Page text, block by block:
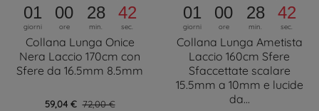
01
giorni
00
ore
28
min.
41
sec.
Collana Lunga Onice
Nera Laccio 170cm con
Sfere da 16.5mm 8.5mm
59,04 € 72,00 €
01
giorni
00
ore
28
min.
41
sec.
Collana Lunga Ametista
Laccio 160cm Sfere
Sfaccettate scalare
15.5mm a 10mm e lucide
da...